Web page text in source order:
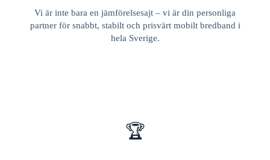
Vi är inte bara en jämförelsesajt – vi är din personliga
partner för snabbt, stabilt och prisvärt mobilt bredband i
hela Sverige.
🏆